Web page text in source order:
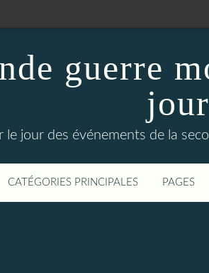
guerre
jour
le jour des événements de la
CATÉGORIES PRINCIPALES PAGES